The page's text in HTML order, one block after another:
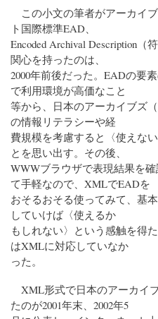
この小文の筆者がアーカイ
ト国際標準EAD、
Encoded Archival Description（
関心を持ったのは、
2000年前後だった。EADの要
で利用環境が高価なこと
等から、日本のアーカイブズ
の情報リテラシーや経
費規模を考慮すると〈使えな
とを思い出す。その後、
WWWブラウザで表現結果を
て手軽なので、XMLでEADを
おそるおそる使ってみて、基
していけば〈使えるか
もしれない〉という感触を得
はXMLに対応していなか
った。
XML形式で日本のアーカイ
たのが2001年末、2002年5